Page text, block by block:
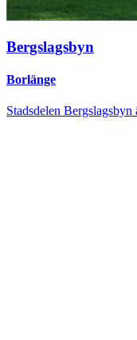
Bergslagsbyn
Borlänge
Stadsdelen